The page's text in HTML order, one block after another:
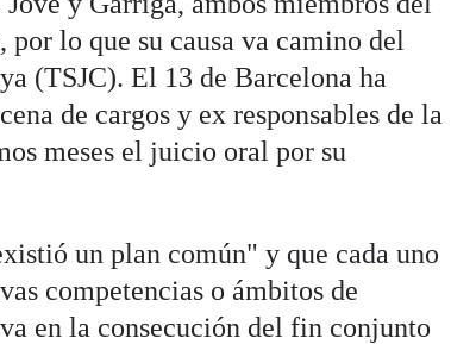
por lo que su causa va camino del
(TSJC). El 13 de Barcelona ha
de cargos y ex responsables de la
meses el juicio oral por su
un plan común" y que cada uno
competencias o ámbitos de
en la consecución del fin conjunto